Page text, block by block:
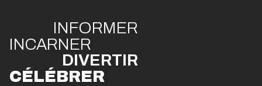
INFORMER
INCARNER
DIVERTIR
CÉLÉBRER